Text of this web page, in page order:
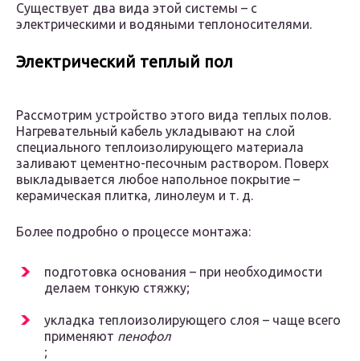
Существует два вида этой системы – с
электрическими и водяными теплоносителями.
Электрический теплый пол
Рассмотрим устройство этого вида теплых полов.
Нагревательный кабель укладывают на слой
специального теплоизолирующего материала
заливают цементно-песочным раствором. Поверх
выкладывается любое напольное покрытие –
керамическая плитка, линолеум и т. д.
Более подробно о процессе монтажа:
подготовка основания – при необходимости
делаем тонкую стяжку;
укладка теплоизолирующего слоя – чаще всего
применяют пенофол
;